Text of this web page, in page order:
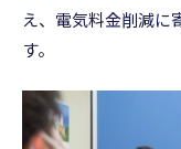
え、電気料金削減に
す。